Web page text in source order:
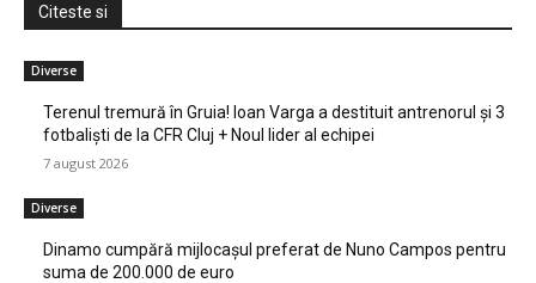
Citeste si
Diverse
Terenul tremură în Gruia! Ioan Varga a destituit antrenorul și 3
fotbaliști de la CFR Cluj + Noul lider al echipei
7 august 2026
Diverse
Dinamo cumpără mijlocașul preferat de Nuno Campos pentru
suma de 200.000 de euro